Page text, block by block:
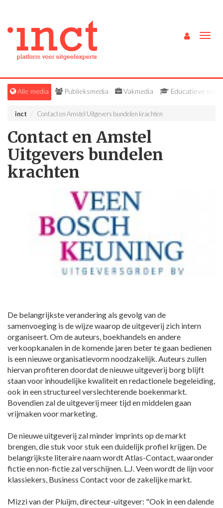
Alle media Publieksmedia Vakmedia Educatieve
inct Contact en Amstel Uitgevers bundelen krachten
Contact en Amstel
Uitgevers bundelen
krachten
De belangrijkste verandering als gevolg van de
samenvoeging is de wijze waarop de uitgeverij zich intern
organiseert. Om de auteurs, boekhandels en andere
verkoopkanalen in de komende jaren beter te gaan bedienen
is een nieuwe organisatievorm noodzakelijk. Auteurs zullen
hiervan profiteren doordat de nieuwe uitgeverij borg blijft
staan voor inhoudelijke kwaliteit en redactionele begeleiding,
ook in een structureel verslechterende boekenmarkt.
Bovendien zal de uitgeverij meer tijd en middelen gaan
vrijmaken voor marketing.
De nieuwe uitgeverij zal minder imprints op de markt
brengen, die stuk voor stuk een duidelijk profiel krijgen. De
belangrijkste literaire naam wordt Atlas-Contact, waaronder
fictie en non-fictie zal verschijnen. L.J. Veen wordt de lijn voor
klassiekers, Business Contact voor de zakelijke markt.
Mizzi van der Pluijm, directeur-uitgever: "Ook in een dalende